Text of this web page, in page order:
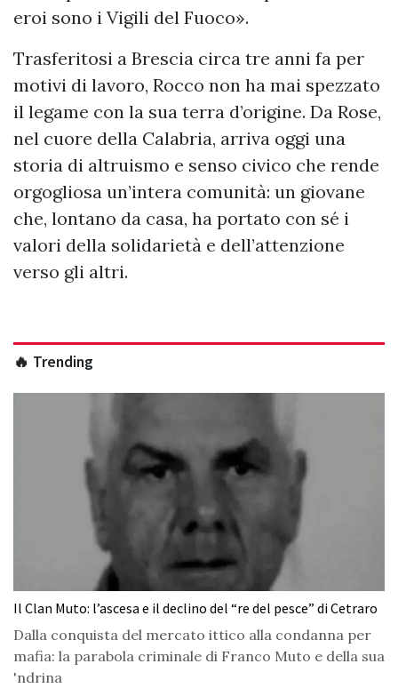
eroi sono i Vigili del Fuoco».
Trasferitosi a Brescia circa tre anni fa per
motivi di lavoro, Rocco non ha mai spezzato
il legame con la sua terra d’origine. Da Rose,
nel cuore della Calabria, arriva oggi una
storia di altruismo e senso civico che rende
orgogliosa un’intera comunità: un giovane
che, lontano da casa, ha portato con sé i
valori della solidarietà e dell’attenzione
verso gli altri.
🔥 Trending
Il Clan Muto: l’ascesa e il declino del “re del pesce” di Cetraro
Dalla conquista del mercato ittico alla condanna per
mafia: la parabola criminale di Franco Muto e della sua
'ndrina